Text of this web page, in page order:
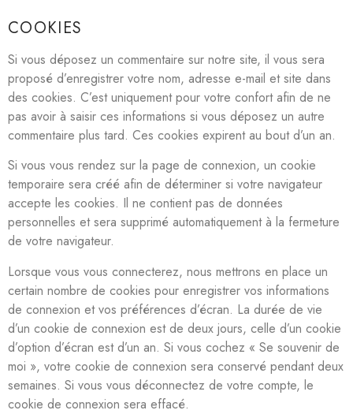
COOKIES
Si vous déposez un commentaire sur notre site, il vous sera
proposé d’enregistrer votre nom, adresse e-mail et site dans
des cookies. C’est uniquement pour votre confort afin de ne
pas avoir à saisir ces informations si vous déposez un autre
commentaire plus tard. Ces cookies expirent au bout d’un an.
Si vous vous rendez sur la page de connexion, un cookie
temporaire sera créé afin de déterminer si votre navigateur
accepte les cookies. Il ne contient pas de données
personnelles et sera supprimé automatiquement à la fermeture
de votre navigateur.
Lorsque vous vous connecterez, nous mettrons en place un
certain nombre de cookies pour enregistrer vos informations
de connexion et vos préférences d’écran. La durée de vie
d’un cookie de connexion est de deux jours, celle d’un cookie
d’option d’écran est d’un an. Si vous cochez « Se souvenir de
moi », votre cookie de connexion sera conservé pendant deux
semaines. Si vous vous déconnectez de votre compte, le
cookie de connexion sera effacé.